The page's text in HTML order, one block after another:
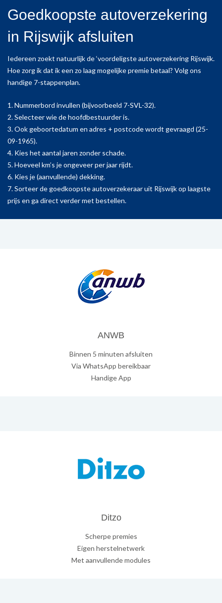
Goedkoopste autoverzekering
in Rijswijk afsluiten
Iedereen zoekt natuurlijk de ‘voordeligste autoverzekering Rijswijk.
Hoe zorg ik dat ik een zo laag mogelijke premie betaal? Volg ons
handige 7-stappenplan.
1. Nummerbord invullen (bijvoorbeeld 7-SVL-32).
2. Selecteer wie de hoofdbestuurder is.
3. Ook geboortedatum en adres + postcode wordt gevraagd (25-
09-1965).
4. Kies het aantal jaren zonder schade.
5. Hoeveel km’s je ongeveer per jaar rijdt.
6. Kies je (aanvullende) dekking.
7. Sorteer de goedkoopste autoverzekeraar uit Rijswijk op laagste
prijs en ga direct verder met bestellen.
ANWB
Binnen 5 minuten afsluiten
Via WhatsApp bereikbaar
Handige App
Ditzo
Scherpe premies
Eigen herstelnetwerk
Met aanvullende modules